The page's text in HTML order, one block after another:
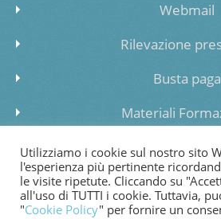
Webmail
Rilevazione
Busta paga
Materiali
Inserimento dati
Utilizziamo i cookie sul nostro sito
l'esperienza più pertinente
le visite ripetute. Cliccando su
all'uso di TUTTI i cookie. Tuttavia,
"Cookie Policy" per fornire un